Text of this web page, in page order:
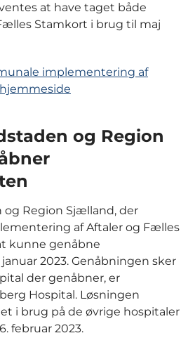
at have taget både
Stamkort i brug til maj
implementering af
og Region
og Region Sjælland, der
af Aftaler og Fælles
kunne genåbne
2023. Genåbningen sker
der genåbner, er
Hospital. Løsningen
i brug på de øvrige hospitaler
februar 2023.